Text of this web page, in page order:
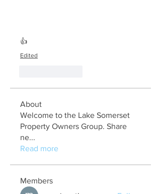
👍
Edited
About
Welcome to the Lake Somerset
Property Owners Group. Share
ne...
Read more
Members